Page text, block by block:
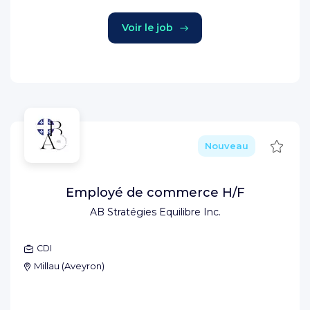
Voir le job
AB Stratégies Equilibre Inc.
Nouveau
Employé de commerce H/F
CDI
Millau (Aveyron)